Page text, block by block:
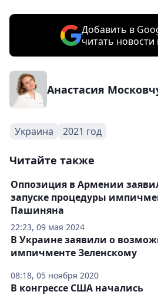
Добавить в
читать
Анастасия
Украина 2021 год
Читайте также
22:23, 09 мая 2024
Оппозиция в Армении
запуске процедуры
Пашиняна
08:18, 05 ноября 2020
В Украине заявили о
импичменте Зеленскому
В конгрессе США начались